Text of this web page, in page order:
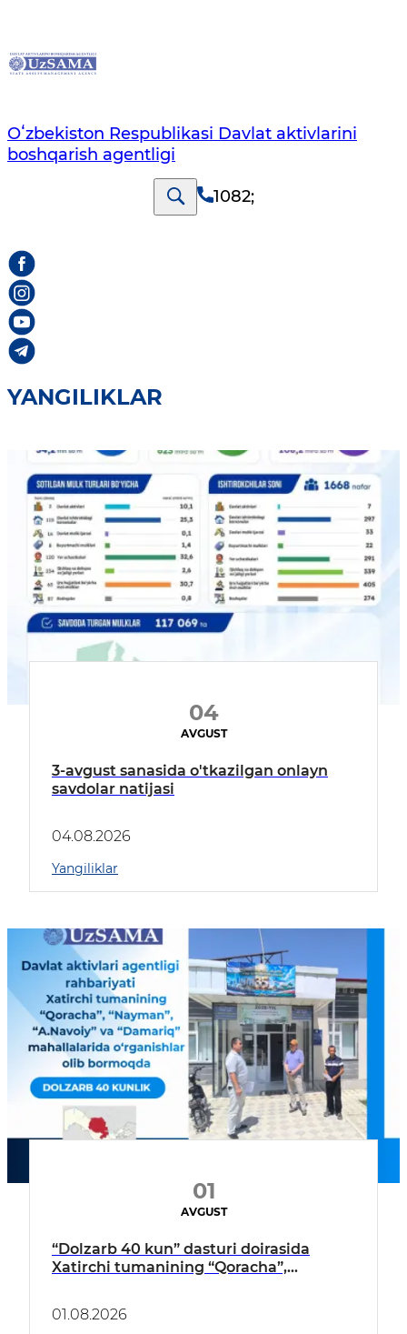
Oʻzbekiston Respublikasi Davlat aktivlarini
boshqarish agentligi
1082;
YANGILIKLAR
04
AVGUST
3-avgust sanasida o'tkazilgan onlayn
savdolar natijasi
04.08.2026
Yangiliklar
01
AVGUST
“Dolzarb 40 kun” dasturi doirasida
Xatirchi tumanining “Qoracha”,
borildi
01.08.2026